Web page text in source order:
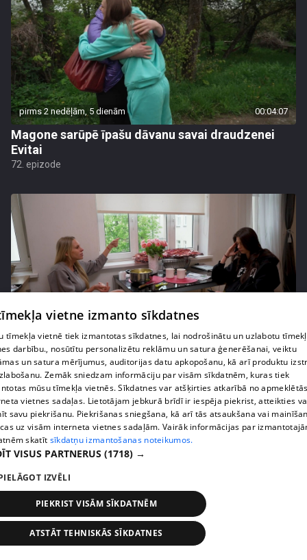
pirms 2 nedēļām, 5 dienām 00:04:07
Magone sarūpē īpašu dāvanu savai draudzenei
Evitai
72. epizode
pirms 2 nedēļām, 6 dienām 00:05:44
Lukērijas Kambalas lielā iespēja "Victoria's
Secret" atlasē atduras pret finansiāliem
sarežģījumiem
71. epizode
vietne izmanto sīkdatnes
tīmekļa vietnē tiek izmantotas sīkdatnes, lai nodrošinātu un uzlabotu
darbību., nosūtītu personalizētu reklāmu un satura ģenerēšanai, veiktu
un satura mērījumus, auditorijas datu apkopošanu, kā arī produktu
Zemāk sniedzam informāciju par visām sīkdatnēm, kuras tiek
mūsu tīmekļa vietnēs. Sīkdatnes var atšķirties atkarībā no
vietnes sadaļas. Lietotājam jebkurā brīdī ir iespēja piekrist, atteikties
savu piekrišanu. Piekrišanas sniegšana, kā arī tās atsaukšana vai
uz visām interneta vietnes sadaļām. Vairāk informācijas par
skatīt sīkdatņu izmantošanas noteikumos.
VISUS PARTNERUS (1718) →
IZVĒLI
PIEKRIST VISĀM SĪKDATNĒM
ATSTĀT TEHNISKĀS SĪKDATNES